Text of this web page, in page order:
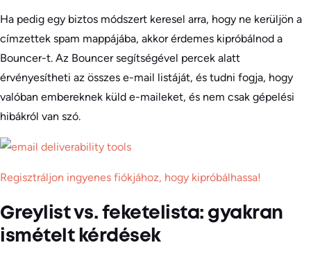
Ha pedig egy biztos módszert keresel arra, hogy ne kerüljön a
címzettek spam mappájába, akkor érdemes kipróbálnod a
Bouncer-t. Az Bouncer segítségével percek alatt
érvényesítheti az összes e-mail listáját, és tudni fogja, hogy
valóban embereknek küld e-maileket, és nem csak gépelési
hibákról van szó.
Regisztráljon ingyenes fiókjához, hogy kipróbálhassa!
Greylist vs. feketelista: gyakran
ismételt kérdések